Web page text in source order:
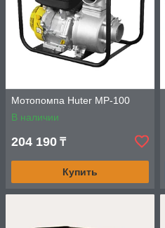
Мотопомпа Huter MP-100
В наличии
204 190 ₸
Купить